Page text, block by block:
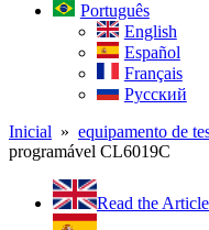
Português
English
Español
Français
Русский
Inicial » equipamento de
programável CL6019C
Read the